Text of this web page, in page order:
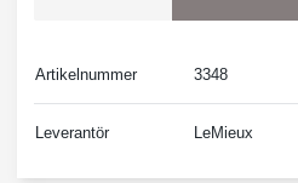
Artikelnummer 3348
Leverantör LeMieux